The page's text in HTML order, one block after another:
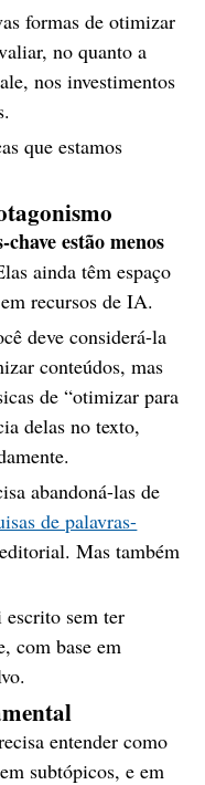
formas de otimizar
no quanto a
nos investimentos
que estamos
chave estão menos
ainda têm espaço
recursos de IA.
deve considerá-la
conteúdos, mas
de “otimizar para
delas no texto,
abandoná-las de
de palavras-
Mas também
sem ter
com base em
entender como
subtópicos, e em